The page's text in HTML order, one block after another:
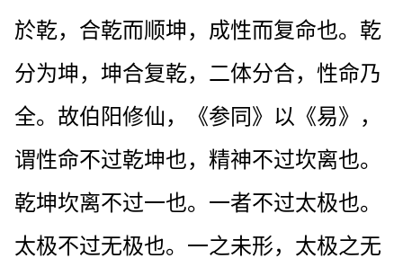
於乾，合乾而顺坤，成性而复命也。乾
分为坤，坤合复乾，二体分合，性命乃
全。故伯阳修仙，《参同》以《易》，
谓性命不过乾坤也，精神不过坎离也。
乾坤坎离不过一也。一者不过太极也。
太极不过无极也。一之未形，太极之无